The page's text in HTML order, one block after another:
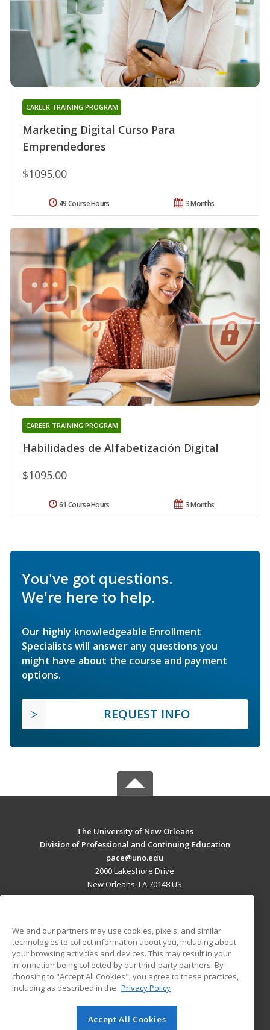
Marketing Digital Curso Para
Emprendedores
CAREER TRAINING PROGRAM
$1095.00
3 Months
49 Course Hours
Habilidades de Alfabetización Digital
CAREER TRAINING PROGRAM
$1095.00
3 Months
61 Course Hours
You've got questions.
We're here to help.
Our highly knowledgeable Enrollment
Specialists will answer any questions you
might have about the course and payment
options.
REQUEST INFO
The University of New Orleans
Division of Professional and Continuing Education
pace@uno.edu
2000 Lakeshore Drive
New Orleans, LA 70148 US
ADDITIONAL RESOURCES
Military
Financial Assistance
Help
Student Blog
© 2026 ed2go, a division of Cengage Learning. All rights
We and our partners may use cookies, pixels, and similar
technologies to collect information about you, including about
your browsing activities and devices. This may result in your
information being collected by our third-party partners. By
choosing to "Accept All Cookies", you agree to these practices,
including as described in the Privacy Policy
Accept All Cookies